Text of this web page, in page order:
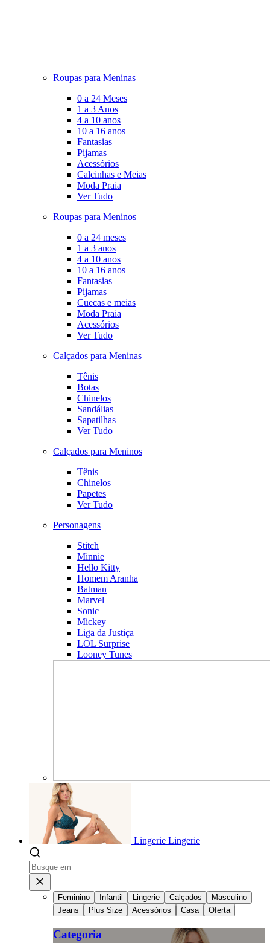
Roupas para Meninas
0 a 24 Meses
1 a 3 Anos
4 a 10 anos
10 a 16 anos
Fantasias
Pijamas
Acessórios
Calcinhas e Meias
Moda Praia
Ver Tudo
Roupas para Meninos
0 a 24 meses
1 a 3 anos
4 a 10 anos
10 a 16 anos
Fantasias
Pijamas
Cuecas e meias
Moda Praia
Acessórios
Ver Tudo
Calçados para Meninas
Tênis
Botas
Chinelos
Sandálias
Sapatilhas
Ver Tudo
Calçados para Meninos
Tênis
Chinelos
Papetes
Ver Tudo
Personagens
Stitch
Minnie
Hello Kitty
Homem Aranha
Batman
Marvel
Sonic
Mickey
Liga da Justiça
LOL Surprise
Looney Tunes
Lingerie Lingerie
Feminino Infantil Lingerie Calçados
Masculino
Jeans
Plus Size Acessórios Casa Oferta
Categoria